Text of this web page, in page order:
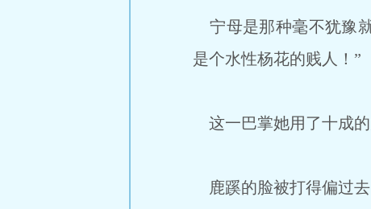
宁母是那种毫不犹豫
是个水性杨花的贱人！”
这一巴掌她用了十成的
鹿蹊的脸被打得偏过去